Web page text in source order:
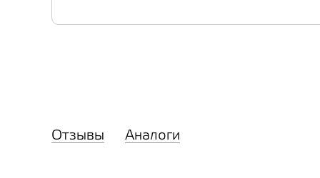
Отзывы Аналоги